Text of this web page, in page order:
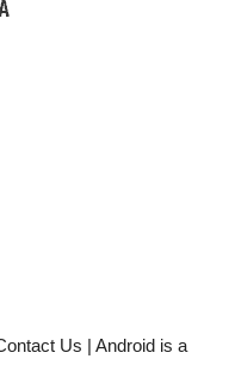
Us | Android is a